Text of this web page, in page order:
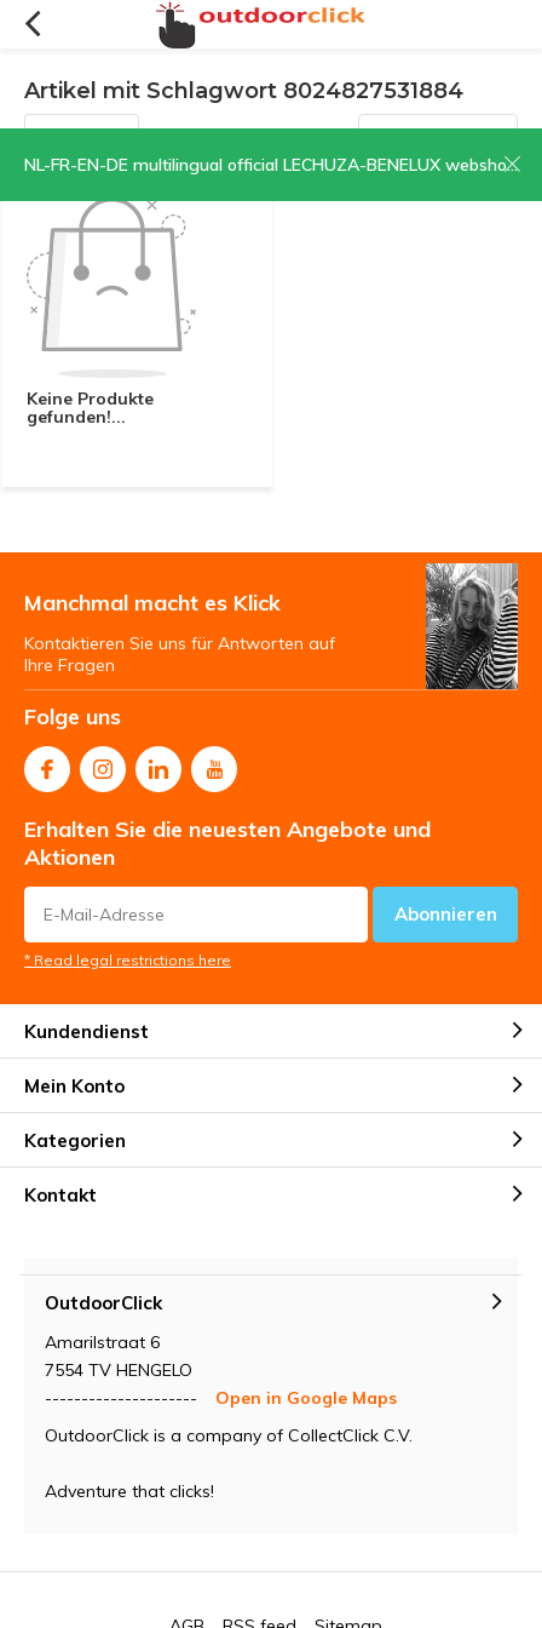
NL-FR-EN-DE multilingual official LECHUZA-BENELUX webshop | CLICK HERE NOW!
Artikel mit Schlagwort 8024827531884
Filter Sortieren nach:
Keine Produkte
gefunden!...
Manchmal macht es Klick
Kontaktieren Sie uns für Antworten auf
Ihre Fragen
Folge uns
Erhalten Sie die neuesten Angebote und
Aktionen
Abonnieren
* Read legal restrictions here
Kundendienst
Mein Konto
Kategorien
Kontakt
OutdoorClick
Amarilstraat 6
7554 TV HENGELO
---------------------
Open in Google Maps
OutdoorClick is a company of CollectClick C.V.
Adventure that clicks!